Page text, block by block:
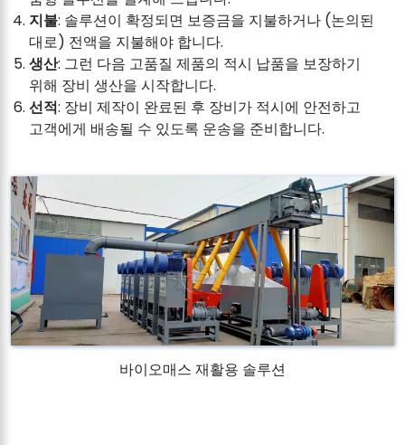
지불: 솔루션이 확정되면 보증금을 지불하거나 (논의된
대로) 전액을 지불해야 합니다.
생산: 그런 다음 고품질 제품의 적시 납품을 보장하기
위해 장비 생산을 시작합니다.
선적: 장비 제작이 완료된 후 장비가 적시에 안전하고
고객에게 배송될 수 있도록 운송을 준비합니다.
바이오매스 재활용 솔루션